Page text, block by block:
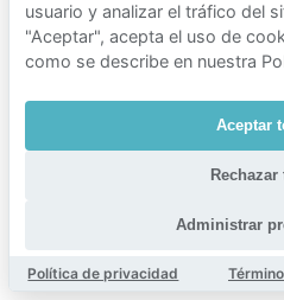
solo
cargar
estará
usuario y analizar el tráfico del
"Aceptar", acepta el uso de
como se describe en nuestra
Aceptar
Rechazar
Administrar
Política de privacidad